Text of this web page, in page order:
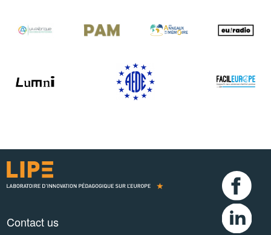
Contact us